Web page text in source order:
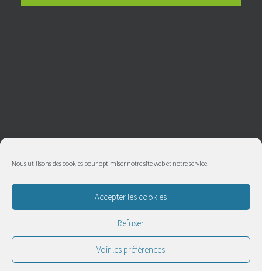
Nous utilisons des cookies pour optimiser notre site web et notre service.
Accepter les cookies
Refuser
Voir les préférences